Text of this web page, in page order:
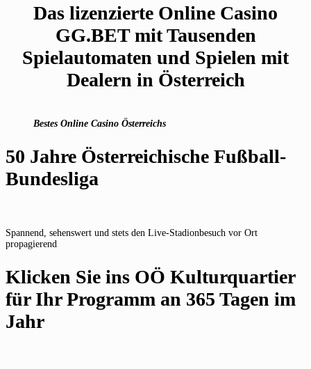
Das lizenzierte Online Casino
GG.BET mit Tausenden
Spielautomaten und Spielen mit
Dealern in Österreich
Bestes Online Casino Österreichs
50 Jahre Österreichische Fußball-
Bundesliga
Spannend, sehenswert und stets den Live-Stadionbesuch vor Ort
propagierend
Klicken Sie ins OÖ Kulturquartier
für Ihr Programm an 365 Tagen im
Jahr